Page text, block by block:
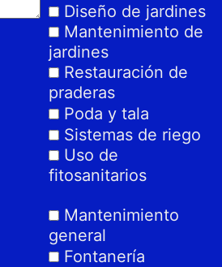
Diseño de jardines
Mantenimiento de
jardines
Restauración de
praderas
Poda y tala
Sistemas de riego
Uso de
fitosanitarios
Mantenimiento
general
Fontanería